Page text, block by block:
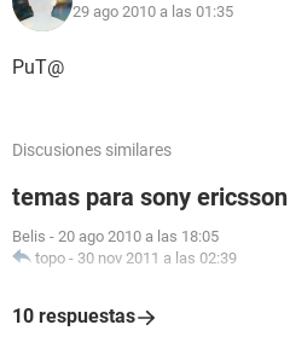
29 ago 2010 a las 01:35
PuT@
Discusiones similares
temas para sony
Belis - 20 ago 2010 a las 18:05
topo - 30 nov 2011 a las 02:39
10 respuestas